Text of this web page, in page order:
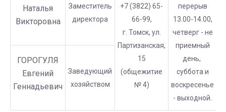
Наталья
Викторовна
Заместитель
директора
+7 (3822) 65-
66-99,
г. Томск, ул.
Партизанская,
15
(общежитие
№ 4)
перерыв
13.00-14.00,
четверг - не
приемный
день,
суббота и
воскресенье
- выходной.
ГОРОГУЛЯ
Евгений
Геннадьевич
Заведующий
хозяйством